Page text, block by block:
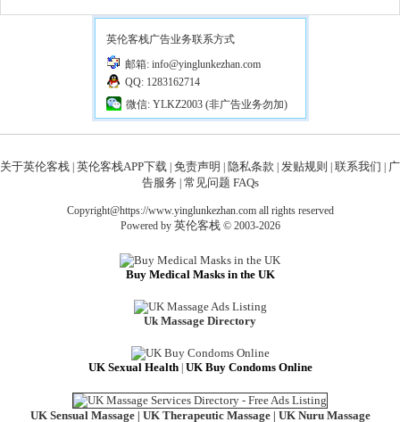
英伦客栈广告业务联系方式
邮箱: info@yinglunkezhan.com
QQ: 1283162714
微信: YLKZ2003 (非广告业务勿加)
关于英伦客栈 英伦客栈APP下载 免责声明 隐私条款 发贴规则 联系我们
广
告服务 常见问题 FAQs
Copyright@https://www.yinglunkezhan.com all rights reserved
Powered by 英伦客栈 © 2003-2026
Buy Medical Masks in the UK
Uk Massage Directory
UK Sexual Health| UK Buy Condoms Online
UK Sensual Massage| UK Therapeutic Massage| UK Nuru Massage